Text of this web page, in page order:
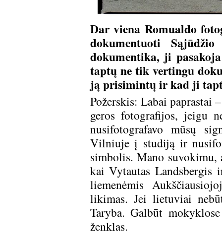
Dar viena Romualdo
dokumentuoti
dokumentika, ji
taptų ne tik vertingu
ją prisimintų ir kad ji
Požerskis: Labai paprastai
geros fotografijos, jeigu
nusifotografavo mūsų
Vilniuje į studiją ir
simbolis. Mano suvokimu,
kai Vytautas Landsbergis
liemenėmis
likimas. Jei lietuviai
Taryba. Galbūt
ženklas.